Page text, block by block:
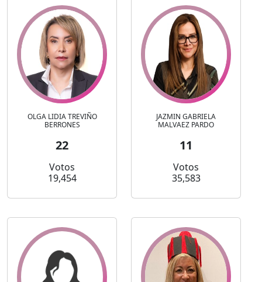
OLGA LIDIA TREVIÑO
BERRONES
22
Votos
19,454
JAZMIN GABRIELA
MALVAEZ PARDO
11
Votos
35,583